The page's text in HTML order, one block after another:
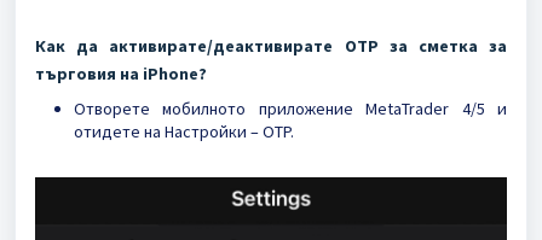
Как да активирате/деактивирате OTP за сметка за
търговия на iPhone?
Отворете мобилното приложение MetaTrader 4/5 и
отидете на Настройки – OTP.